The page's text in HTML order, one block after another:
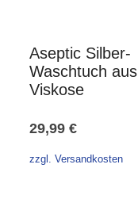
Aseptic Silber-
Waschtuch aus
Viskose
29,99 €
zzgl. Versandkosten